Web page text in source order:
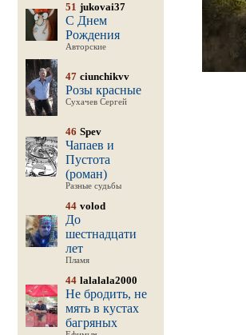
51 jukovai37
С Днем
Рождения
Авторские
47 ciunchikvv
Розы красные
Сухачев Сергей
46 Spev
Чапаев и
Пустота
(роман)
Разные судьбы
44 volod
До
шестнадцати
лет
Пламя
44 lalalala2000
Не бродить, не
мять в кустах
багряных